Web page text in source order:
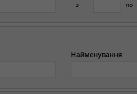
з по
Найменування